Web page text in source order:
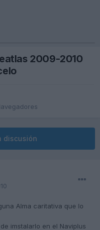
2009-2010
discusión
Alma caritativa que lo
imstalarlo en el Naviplus